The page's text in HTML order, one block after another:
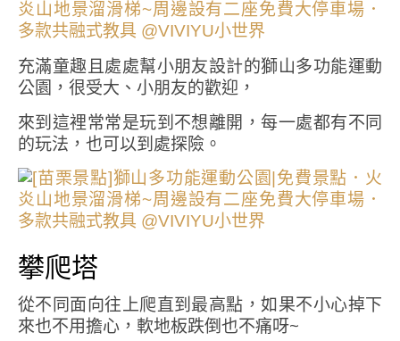
充滿童趣且處處幫小朋友設計的獅山多功能運動
公園，很受大、小朋友的歡迎，
來到這裡常常是玩到不想離開，每一處都有不同
的玩法，也可以到處探險。
攀爬塔
從不同面向往上爬直到最高點，如果不小心掉下
來也不用擔心，軟地板跌倒也不痛呀~